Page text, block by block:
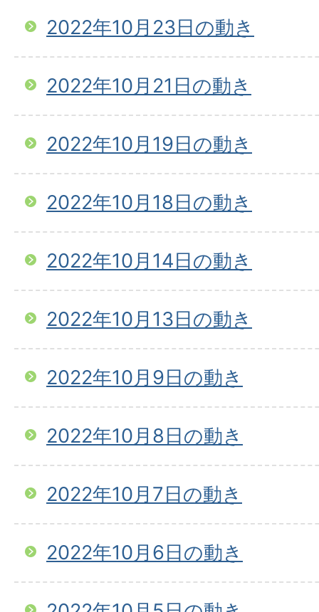
2022年10月23日の動き
2022年10月21日の動き
2022年10月19日の動き
2022年10月18日の動き
2022年10月14日の動き
2022年10月13日の動き
2022年10月9日の動き
2022年10月8日の動き
2022年10月7日の動き
2022年10月6日の動き